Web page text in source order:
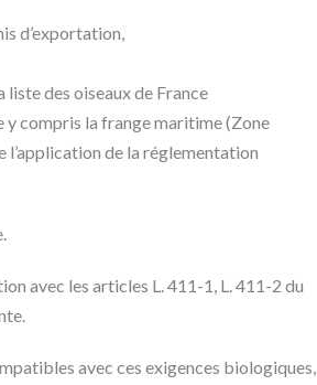
d’exportation,
des oiseaux de France
y compris la frange maritime (Zone
l’application de la réglementation
avec les articles L. 411-1, L. 411-2 du
avec ces exigences biologiques,